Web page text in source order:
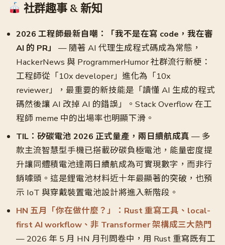
社群趣事 & 新知
2026 工程師最新自嘲：「我不是在寫 code，我在審
AI 的 PR」
— 隨著 AI 代理生成程式碼成為常態，
HackerNews 與 ProgrammerHumor 社群流行新梗：
工程師從「10x developer」進化為「10x
reviewer」，最重要的新技能是「讀懂 AI 生成的程式
碼然後讓 AI 改掉 AI 的錯誤」。Stack Overflow 在工
程師 meme 中的出場率也明顯下滑。
TIL：矽碳電池 2026 正式量產，兩日續航成真 — 多
款主流智慧型手機已搭載矽碳負極電池，能量密度提
升讓同體積電池達兩日續航成為可實現數字，而非行
銷噱頭。這是鋰電池材料近十年最顯著的突破，也預
示 IoT 與穿戴裝置電池設計將進入新階段。
HN 五月「你在做什麼？」：Rust 重寫工具、local-
first AI workflow、非 Transformer 架構成三大熱門
— 2026 年 5 月 HN 月刊問卷中，用 Rust 重寫既有工